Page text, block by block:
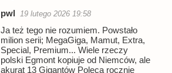
pwl
19 lutego 2026 19:58
Ja też tego nie rozumiem. Powstało
milion serii; MegaGiga, Mamut, Extra,
Special, Premium... Wiele rzeczy
polski Egmont kopiuje od Niemców, ale
akurat 13 Gigantów Poleca rocznie